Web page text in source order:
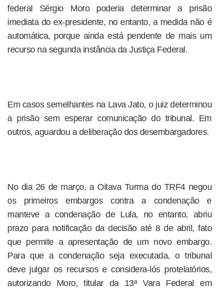
federal Sérgio Moro poderia determinar a prisão
imediata do ex-presidente, no entanto, a medida não é
automática, porque ainda está pendente de mais um
recurso na segunda instância da Justiça Federal.
Em casos semelhantes na Lava Jato, o juiz determinou
a prisão sem esperar comunicação do tribunal. Em
outros, aguardou a deliberação dos desembargadores.
No dia 26 de março, a Oitava Turma do TRF4 negou
os primeiros embargos contra a condenação e
manteve a condenação de Lula, no entanto, abriu
prazo para notificação da decisão até 8 de abril, fato
que permite a apresentação de um novo embargo.
Para que a condenação seja executada, o tribunal
deve julgar os recursos e considera-lós protelatórios,
autorizando Moro, titular da 13ª Vara Federal em